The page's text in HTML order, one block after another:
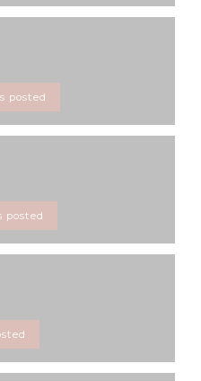
posted
posted